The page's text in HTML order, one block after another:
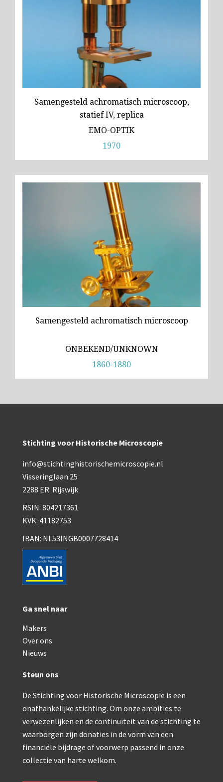
Samengesteld achromatisch microscoop,
statief IV, replica
EMO-OPTIK
1970
Samengesteld achromatisch microscoop
ONBEKEND/UNKNOWN
1860-1880
Stichting voor Historische Microscopie
info@stichtinghistorischemicroscopie.nl
Visseringlaan 25
2288 ER Rijswijk
RSIN: 804217361
KVK: 41182753
IBAN: NL53INGB0007728414
Ga snel naar
Makers
Over ons
Nieuws
Steun ons
De Stichting voor Historische Microscopie is een
onafhankelijke stichting. Om onze ambities te
verwezenlijken en de continuïteit van de stichting te
waarborgen zijn donaties in de vorm van een
financiële bijdrage of voorwerp passend in onze
collectie van harte welkom.